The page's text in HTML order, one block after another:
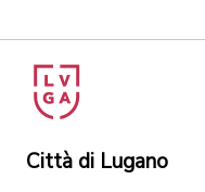
Città di Lugano